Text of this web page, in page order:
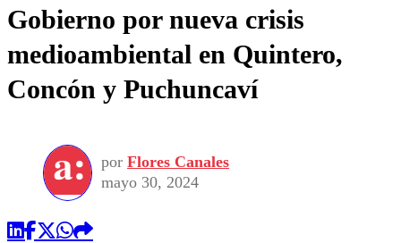
Gobierno por nueva crisis
medioambiental en Quintero,
Concón y Puchuncaví
por Flores Canales
mayo 30, 2024